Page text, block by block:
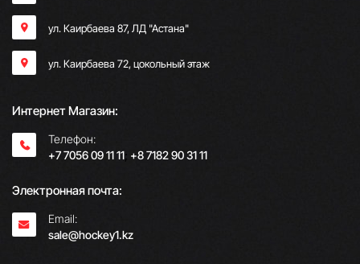
ул. Каирбаева 87, ЛД "Астана"
ул. Каирбаева 72, цокольный этаж
Интернет Магазин:
Телефон:
+7 7056 09 11 11; +8 7182 90 31 11
Электронная почта:
Email:
sale@hockey1.kz